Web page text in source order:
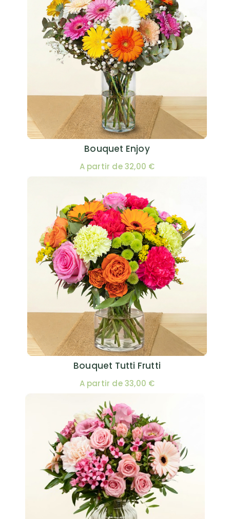
Bouquet Enjoy
A partir de 32,00 €
Bouquet Tutti Frutti
A partir de 33,00 €